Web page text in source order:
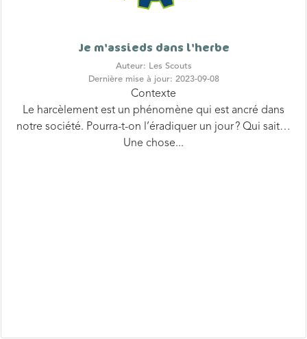
Auteur: Les Scouts
Contexte
Le harcèlement est un phénomène qui est ancré dans
notre société. Pourra-t-on l’éradiquer un jour ? Qui sait…
Une chose...